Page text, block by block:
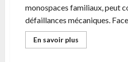
monospaces familiaux, peut
défaillances mécaniques.
En savoir plus
savoir